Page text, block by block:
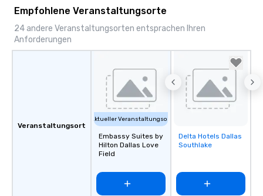
Empfohlene Veranstaltungsorte
24 andere Veranstaltungsorten entsprachen Ihren
Anforderungen
Veranstaltungsort
Aktueller Veranstaltungsort
Embassy Suites by
Hilton Dallas Love
Field
Removed from
favorites
Delta Hotels Dallas
Southlake